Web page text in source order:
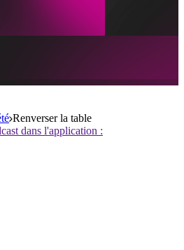
Renverser la table
dans l'application :